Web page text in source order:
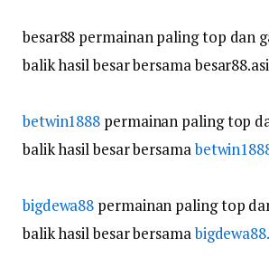
besar88 permainan paling top dan
balik hasil besar bersama
betwin1888 permainan paling top
balik hasil besar bersama
bigdewa88 permainan paling top
balik hasil besar bersama